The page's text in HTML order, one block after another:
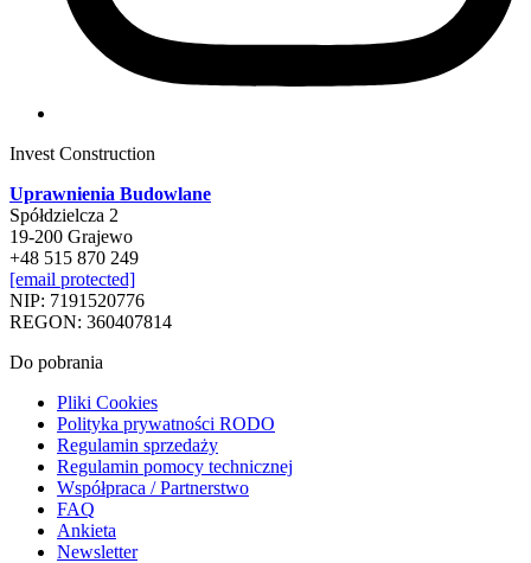
Invest Construction
Uprawnienia Budowlane
Spółdzielcza 2
19-200 Grajewo
+48 515 870 249
[email protected]
NIP: 7191520776
REGON: 360407814
Do pobrania
Pliki Cookies
Polityka prywatności RODO
Regulamin sprzedaży
Regulamin pomocy technicznej
Współpraca / Partnerstwo
FAQ
Ankieta
Newsletter